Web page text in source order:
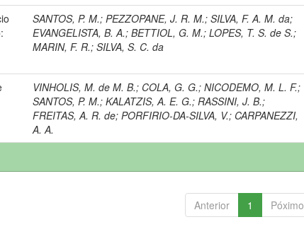
SANTOS, P. M.;PEZZOPANE, J. R. M.;SILVA, F. A. M. da;
EVANGELISTA, B. A.;BETTIOL, G. M.;LOPES, T. S. de S.;
MARIN, F. R.;SILVA, S. C. da
VINHOLIS, M. de M. B.; COLA, G. G.;NICODEMO, M. L. F.;
SANTOS, P. M.;KALATZIS, A. E. G.; RASSINI, J. B.;
FREITAS, A. R. de;PORFIRIO-DA-SILVA, V.; CARPANEZZI,
A. A.
Anterior 1 Póximo